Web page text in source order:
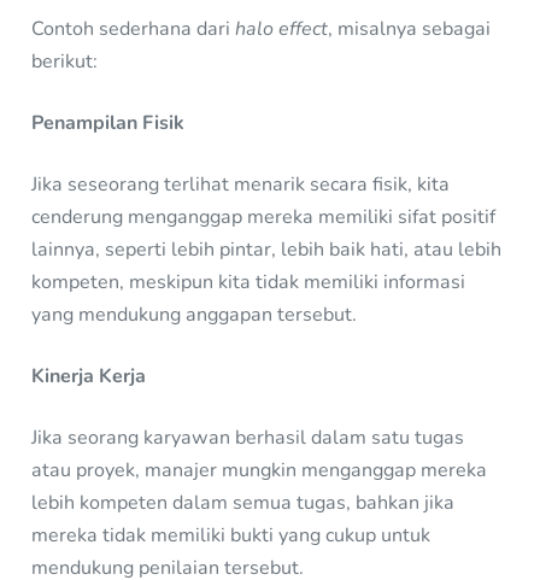
Contoh sederhana darihalo effect, misalnya sebagai
berikut:
Penampilan Fisik
Jika seseorang terlihat menarik secara fisik, kita
cenderung menganggap mereka memiliki sifat positif
lainnya, seperti lebih pintar, lebih baik hati, atau lebih
kompeten, meskipun kita tidak memiliki informasi
yang mendukung anggapan tersebut.
Kinerja Kerja
Jika seorang karyawan berhasil dalam satu tugas
atau proyek, manajer mungkin menganggap mereka
lebih kompeten dalam semua tugas, bahkan jika
mereka tidak memiliki bukti yang cukup untuk
mendukung penilaian tersebut.